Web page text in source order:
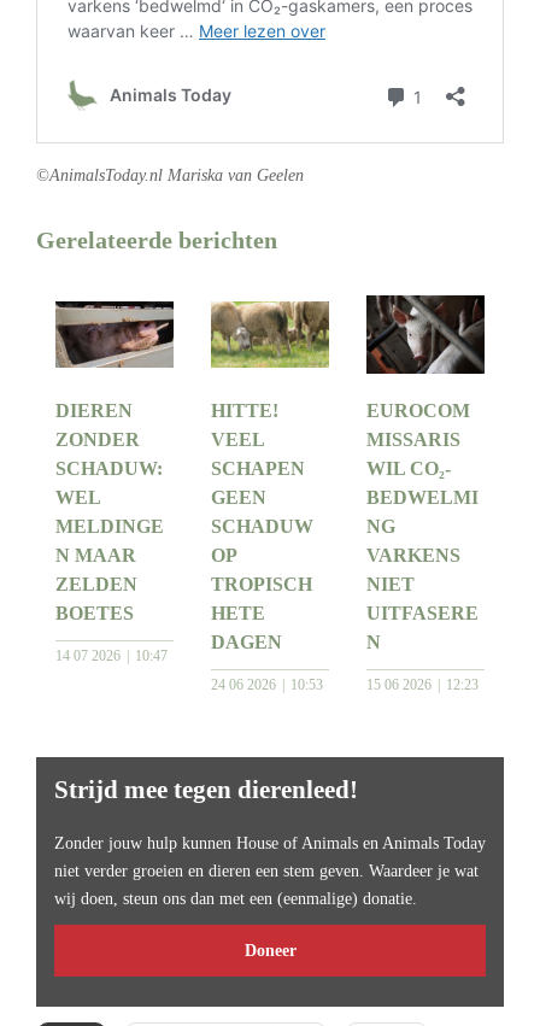
©AnimalsToday.nl Mariska van Geelen
Gerelateerde berichten
DIEREN
ZONDER
SCHADUW:
WEL
MELDINGE
N MAAR
ZELDEN
BOETES
14 07 2026 10:47
HITTE!
VEEL
SCHAPEN
GEEN
SCHADUW
OP
TROPISCH
HETE
DAGEN
24 06 2026 10:53
EUROCOM
MISSARIS
WIL CO₂-
BEDWELMI
NG
VARKENS
NIET
UITFASERE
N
15 06 2026 12:23
Strijd mee tegen dierenleed!
Zonder jouw hulp kunnen House of Animals en Animals Today
niet verder groeien en dieren een stem geven. Waardeer je wat
wij doen, steun ons dan met een (eenmalige) donatie.
Doneer